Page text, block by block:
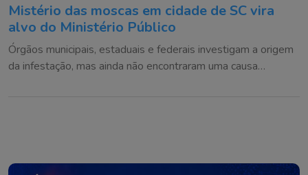
Mistério das moscas em cidade de SC vira
alvo do Ministério Público
Órgãos municipais, estaduais e federais investigam a origem
da infestação, mas ainda não encontraram uma causa